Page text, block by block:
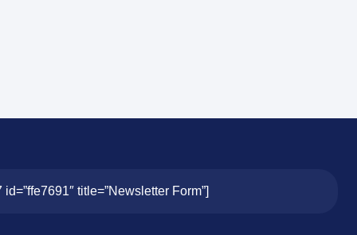
title=”Newsletter Form”]